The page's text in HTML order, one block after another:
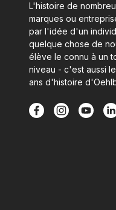
L'histoire de
marques ou
par l'idée d'un
quelque chose de
élève le connu à un
niveau - c'est aussi
ans d'histoire